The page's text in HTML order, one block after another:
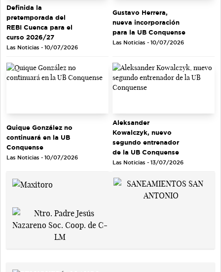
Definida la
pretemporada del
REBI Cuenca para el
curso 2026/27
Las Noticias - 10/07/2026
Gustavo Herrera,
nueva incorporación
para la UB Conquense
Las Noticias - 10/07/2026
Quique González no
continuará en la UB
Conquense
Las Noticias - 10/07/2026
Aleksander
Kowalczyk, nuevo
segundo entrenador
de la UB Conquense
Las Noticias - 13/07/2026